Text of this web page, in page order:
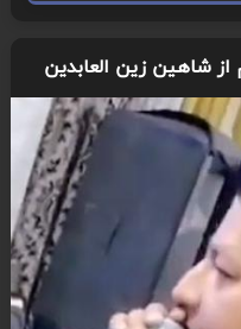
از شاهین زین العابدین